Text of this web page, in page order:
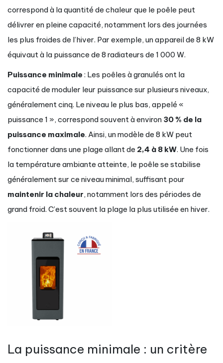
correspond à la quantité de chaleur que le poêle peut
délivrer en pleine capacité, notamment lors des journées
les plus froides de l’hiver. Par exemple, un appareil de 8 kW
équivaut à la puissance de 8 radiateurs de 1 000 W.
Puissance minimale : Les poêles à granulés ont la
capacité de moduler leur puissance sur plusieurs niveaux,
généralement cinq. Le niveau le plus bas, appelé «
puissance 1 », correspond souvent à environ 30 % de la
puissance maximale. Ainsi, un modèle de 8 kW peut
fonctionner dans une plage allant de 2,4 à 8 kW. Une fois
la température ambiante atteinte, le poêle se stabilise
généralement sur ce niveau minimal, suffisant pour
maintenir la chaleur, notamment lors des périodes de
grand froid. C’est souvent la plage la plus utilisée en hiver.
La puissance minimale : un critère